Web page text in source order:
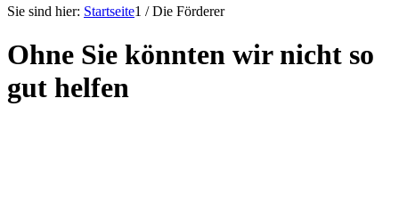
Sie sind hier: Startseite1 / Die Förderer
Ohne Sie könnten wir nicht so
gut helfen